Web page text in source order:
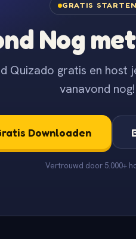
GRATIS STARTEN
Nog
Quizado gratis en host
vanavond nog!
Downloaden
Vertrouwd door 5.000+